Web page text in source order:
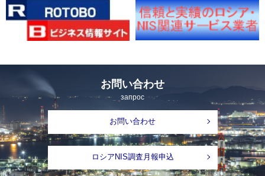
お問い合わせ
запрос
お問い合わせ
ロシアNIS調査月報申込